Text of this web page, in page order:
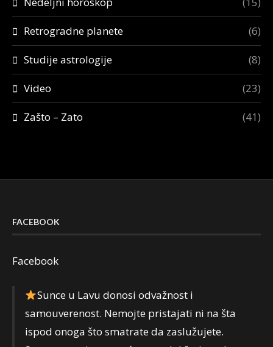
Retrogradne planete (6)
Studije astrologije (8)
Video (23)
Zašto – Zato (41)
FACEBOOK
Facebook
Sunce u Lavu donosi odvažnost i
samouverenost. Nemojte pristajati ni na šta
ispod onoga što smatrate da zaslužujete.